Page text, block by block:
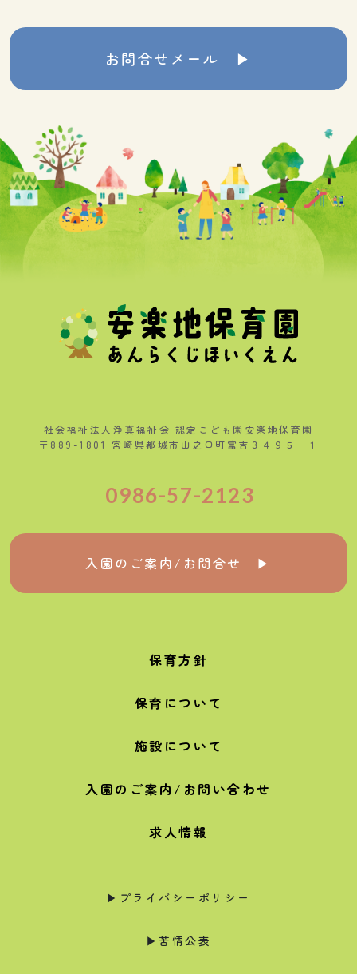
お問合せメール ▶︎
社会福祉法人浄真福祉会 認定こども園安楽地保育園
〒889-1801 宮崎県都城市山之口町富吉３４９５−１
0986-57-2123
入園のご案内/お問合せ ▶︎
保育方針
保育について
施設について
入園のご案内/お問い合わせ
求人情報
▶︎プライバシーポリシー
▶︎苦情公表